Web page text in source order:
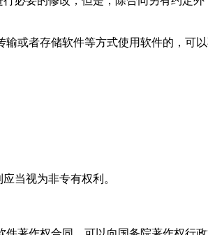
或者存储软件等方式使用软件的，可
当视为非专有权利。